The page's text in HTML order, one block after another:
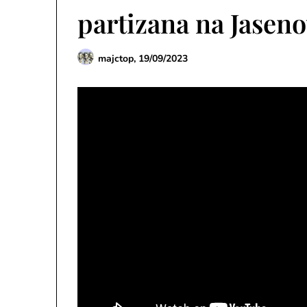
partizana na
majctop, 19/09/2023